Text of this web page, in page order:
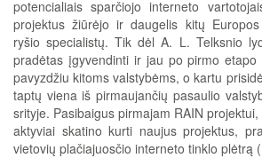
potencialiais sparčiojo interneto
projektus žiūrėjo ir daugelis kitų
ryšio specialistų. Tik dėl A. L. Telksnio
pradėtas įgyvendinti ir jau po pirmo
pavyzdžiu kitoms valstybėms, o kartu
taptų viena iš pirmaujančių pasaulio
srityje. Pasibaigus pirmajam RAIN
aktyviai skatino kurti naujus projektus,
vietovių plačiajuosčio interneto tinklo plėtrą